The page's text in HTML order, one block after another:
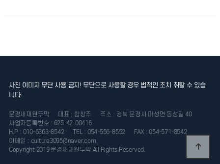
사진 이미지 무단 사용 금지! 무단으로 사용할 경우 법적인 조치 취할 수 있습
니다.
문경새재원두막 대표 : 함창주
주소 : 경북 문경시 마성면 동성길 40
사업자등록번호 : 625-42-00416
H.P : 010-6363-8542
TEL : 054-556-8552
FAX : 054-571-8542
이메일 : culture3095@naver.com
Copyright 2019 문경새재원두막 All Rights Reserved.